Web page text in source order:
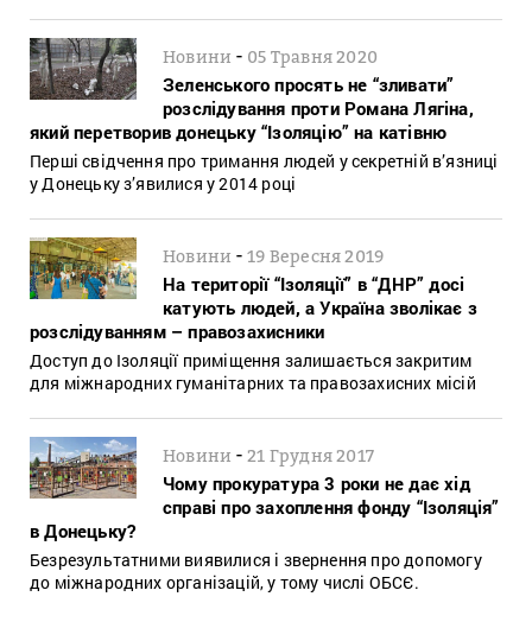
Новини - 05 Травня 2020
Зеленського просять не “зливати”
розслідування проти Романа Лягіна,
який перетворив донецьку “Ізоляцію” на катівню
Перші свідчення про тримання людей у секретній в’язниці
у Донецьку з’явилися у 2014 році
Новини -19 Вересня 2019
На території “Ізоляції” в “ДНР” досі
катують людей, а Україна зволікає з
розслідуванням – правозахисники
Доступ до Ізоляції приміщення залишається закритим
для міжнародних гуманітарних та правозахисних місій
Новини -21 Грудня 2017
Чому прокуратура 3 роки не дає хід
справі про захоплення фонду “Ізоляція”
в Донецьку?
Безрезультатними виявилися і звернення про допомогу
до міжнародних організацій, у тому числі ОБСЄ.